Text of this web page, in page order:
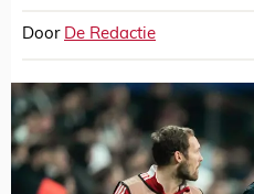
Door De Redactie